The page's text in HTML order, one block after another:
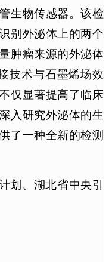
生物传感器。该检
别外泌体上的两个
肿瘤来源的外泌体
技术与石墨烯场效
仅显著提高了临床
入研究外泌体的生
了一种全新的检测
划、湖北省中央引